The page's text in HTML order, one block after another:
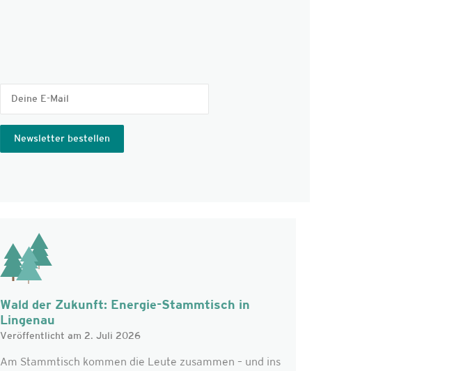
Wald der Zukunft: Energie-Stammtisch in
Lingenau
Veröffentlicht am 2. Juli 2026
Am Stammtisch kommen die Leute zusammen – und ins